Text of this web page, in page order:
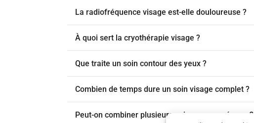
La radiofréquence visage est-elle douloureuse ?
À quoi sert la cryothérapie visage ?
Que traite un soin contour des yeux ?
Combien de temps dure un soin visage complet ?
Peut-on combiner plusieurs soins en une séance ?